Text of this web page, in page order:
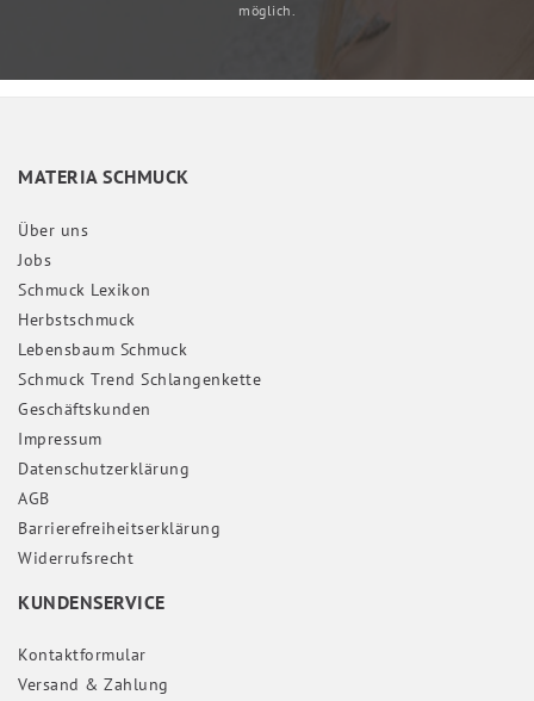
möglich.
MATERIA SCHMUCK
Über uns
Jobs
Schmuck Lexikon
Herbstschmuck
Lebensbaum Schmuck
Schmuck Trend Schlangenkette
Geschäftskunden
Impressum
Daten­schutz­erklärung
AGB
Barrierefreiheitserklärung
Widerrufs­recht
KUNDENSERVICE
Kontaktformular
Versand & Zahlung